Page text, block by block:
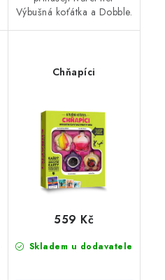
Výbušná koťátka a Dobble.
Chňapíci
Skladem u dodavatele
559 Kč